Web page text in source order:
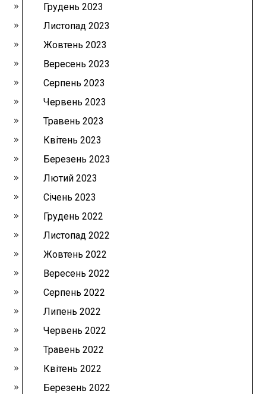
Грудень 2023
Листопад 2023
Жовтень 2023
Вересень 2023
Серпень 2023
Червень 2023
Травень 2023
Квітень 2023
Березень 2023
Лютий 2023
Січень 2023
Грудень 2022
Листопад 2022
Жовтень 2022
Вересень 2022
Серпень 2022
Липень 2022
Червень 2022
Травень 2022
Квітень 2022
Березень 2022